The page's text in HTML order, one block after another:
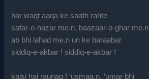
har waqt aaqa ke saath rahte
safar-o-hazar me.n, baazaar-o-ghar me.n
ab bhi lahad me.n un ke baraabar
siddiq-e-akbar ! siddiq-e-akbar !
kaisi hai raunaq ! ‘usmaa.n, ‘umar bhi